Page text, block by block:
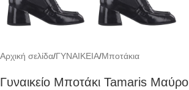
Αρχική σελίδα/ΓΥΝΑΙΚΕΙΑ/Μποτάκια
Γυναικείο Μποτάκι Tamaris Μαύρο